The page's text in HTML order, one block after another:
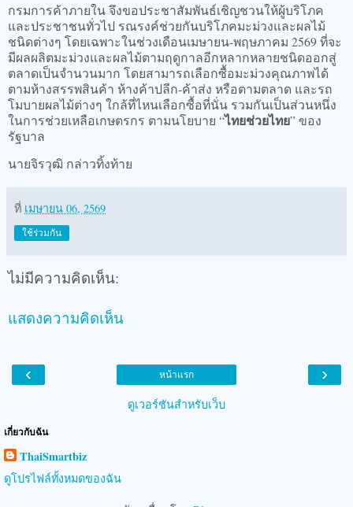
กรมการค้าภายใน จึงขอประชาสัมพันธ์เชิญชวนให้ผู้บริโภค
และประชาชนทั่วไป รณรงค์ช่วยกันบริโภคมะม่วงและผลไม้
ชนิดต่างๆ โดยเฉพาะในช่วงเดือนเมษายน-พฤษภาคม 2569 ที่จะ
มีผลผลิตมะม่วงและผลไม้ตามฤดูกาลอีกหลากหลายชนิดออกสู่
ตลาดเป็นจำนวนมาก โดยสามารถเลือกซื้อมะม่วงคุณภาพได้
ตามห้างสรรพสินค้า ห้างค้าปลีก-ค้าส่ง หรือตามตลาด และรถ
โมบายผลไม้ต่างๆ ใกล้ที่ไหนเลือกซื้อที่นั่น รวมกันเป็นส่วนหนึ่ง
ในการช่วยเหลือเกษตรกร ตามนโยบาย “ไทยช่วยไทย” ของ
รัฐบาล
นายจิรวุฒิ กล่าวทิ้งท้าย
ที่ เมษายน 06, 2569
ใช้ร่วมกัน
ไม่มีความคิดเห็น:
แสดงความคิดเห็น
‹ ›
หน้าแรก
ดูเวอร์ชันสำหรับเว็บ
เกี่ยวกับฉัน
ThaiSmartbiz
ดูโปรไฟล์ทั้งหมดของฉัน